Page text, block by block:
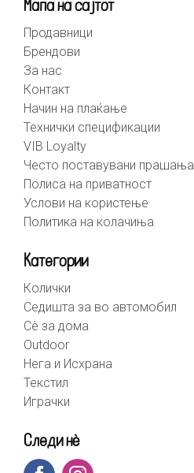
Мапа на сајтот
Продавници
Брендови
За нас
Контакт
Начин на плаќање
Технички спецификации
VIB Loyalty
Често поставувани прашања
Полиса на приватност
Услови на користење
Политика на колачиња
Категории
Колички
Седишта за во автомобил
Сè за дома
Outdoor
Нега и Исхрана
Текстил
Играчки
Следи нè